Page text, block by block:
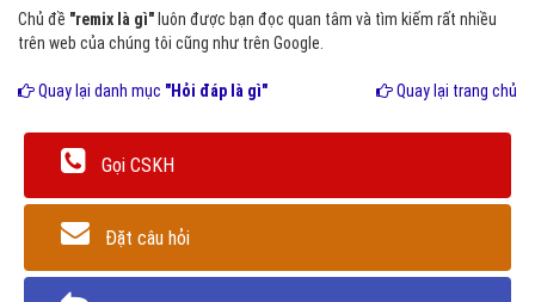
Chủ đề "remix là gì" luôn được bạn đọc quan tâm và tìm kiếm rất nhiều
trên web của chúng tôi cũng như trên Google.
Quay lại danh mục "Hỏi đáp là gì" Quay lại trang chủ
Gọi CSKH
Đặt câu hỏi